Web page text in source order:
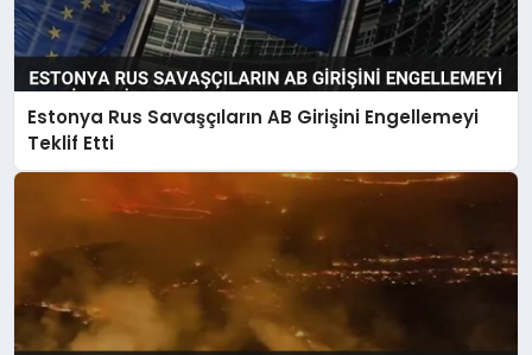
Estonya Rus Savaşçıların AB Girişini Engellemeyi
Teklif Etti